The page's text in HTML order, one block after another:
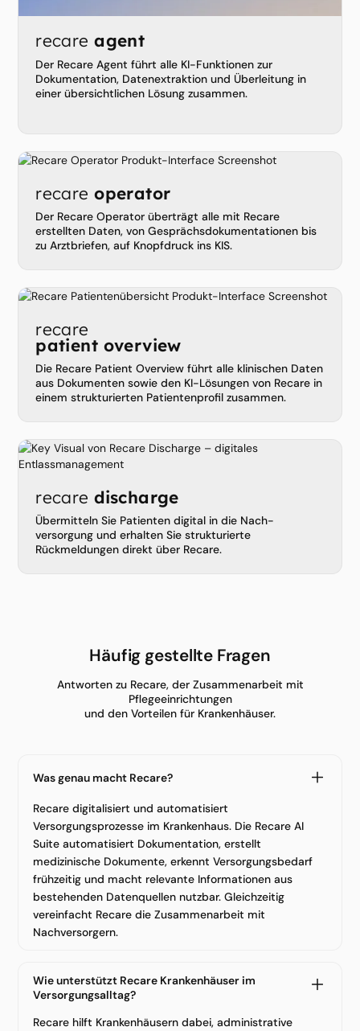
recareagent
Der Recare Agent führt alle KI-Funktionen zur
Dokumentation, Datenextraktion und Überleitung in
einer übersichtlichen Lösung zusammen.
recareoperator
Der Recare Operator überträgt alle mit Recare
erstellten Daten, von Gesprächsdokumentationen bis
zu Arztbriefen, auf Knopfdruck ins KIS.
recare
patient overview
Die Recare Patient Overview führt alle klinischen Daten
aus Dokumenten sowie den KI-Lösungen von Recare in
einem strukturierten Patientenprofil zusammen.
recaredischarge
Übermitteln Sie Patienten digital in die Nach­
versorgung und erhalten Sie strukturierte
Rückmeldungen direkt über Recare.
Häufig gestellte Fragen
Antworten zu Recare, der Zusammenarbeit mit
Pflegeeinrichtungen
und den Vorteilen für Krankenhäuser.
Was genau macht Recare?
Recare digitalisiert und automatisiert
Versorgungsprozesse im Krankenhaus. Die Recare AI
Suite automatisiert Dokumentation, erstellt
medizinische Dokumente, erkennt Versorgungsbedarf
frühzeitig und macht relevante Informationen aus
bestehenden Datenquellen nutzbar. Gleichzeitig
vereinfacht Recare die Zusammenarbeit mit
Nachversorgern.
Wie unterstützt Recare Krankenhäuser im
Versorgungsalltag?
Recare hilft Krankenhäusern dabei, administrative